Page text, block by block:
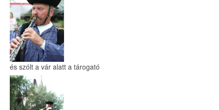
és szólt a vár alatt a tárogató